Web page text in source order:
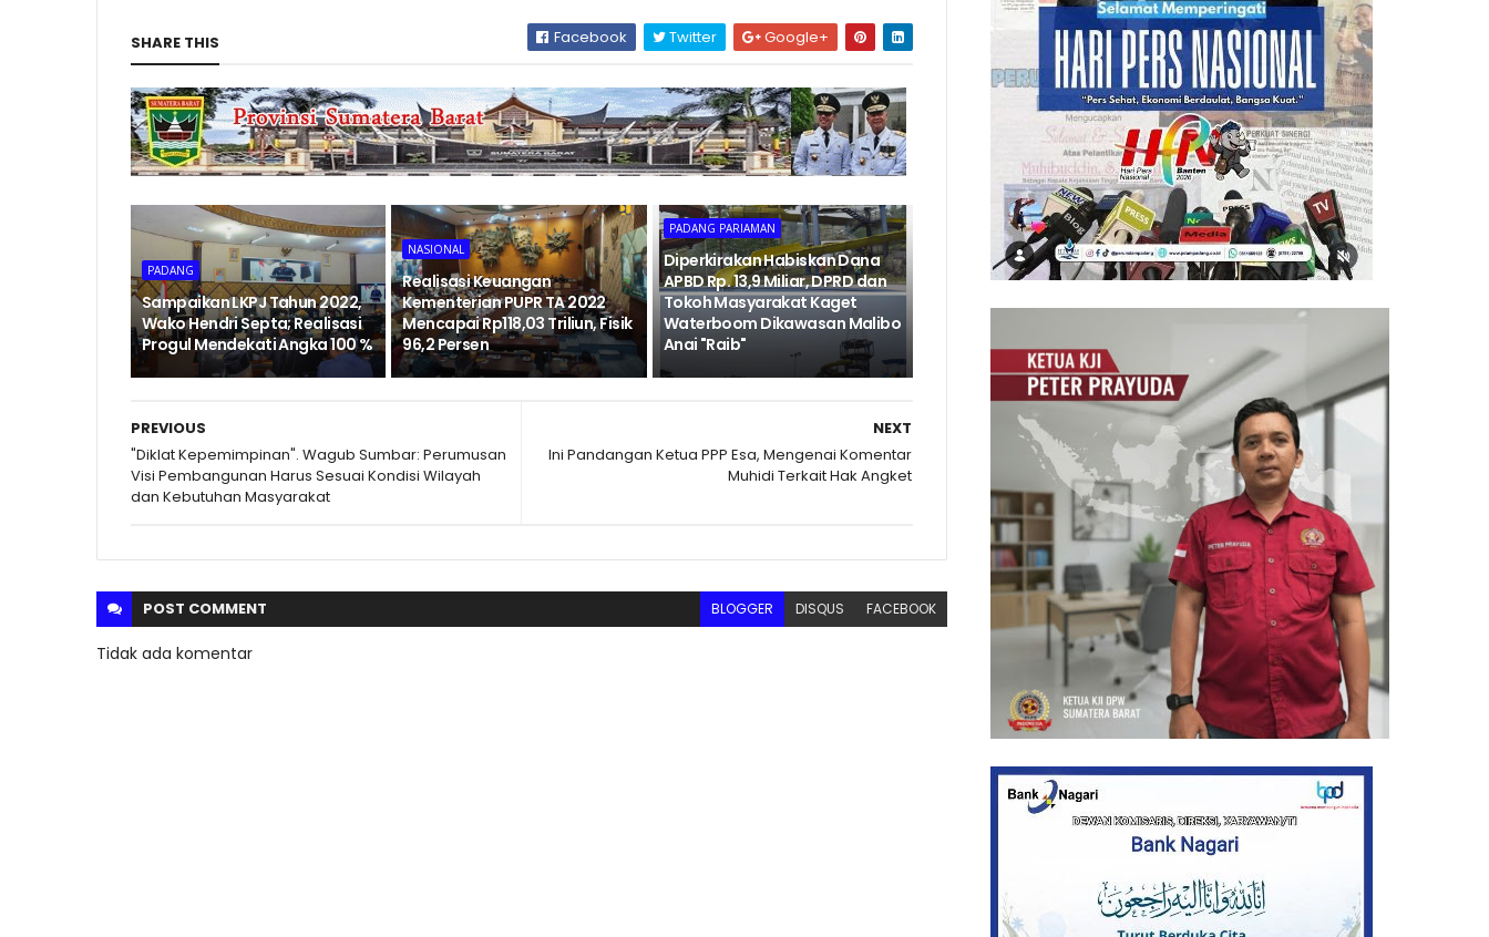
SHARE THIS Facebook Twitter Google+
PADANG
Sampaikan LKPJ Tahun 2022,
Wako Hendri Septa; Realisasi
Progul Mendekati Angka 100 %
NASIONAL
Realisasi Keuangan
Kementerian PUPR TA 2022
Mencapai Rp118,03 Triliun, Fisik
96,2 Persen
PADANG PARIAMAN
Diperkirakan Habiskan Dana
APBD Rp. 13,9 Miliar, DPRD dan
Tokoh Masyarakat Kaget
Waterboom Dikawasan Malibo
Anai "Raib"
NEXT
Ini Pandangan Ketua PPP Esa, Mengenai Komentar
Muhidi Terkait Hak Angket
PREVIOUS
"Diklat Kepemimpinan". Wagub Sumbar: Perumusan
Visi Pembangunan Harus Sesuai Kondisi Wilayah
dan Kebutuhan Masyarakat
POST COMMENT BLOGGER DISQUS FACEBOOK
Tidak ada komentar